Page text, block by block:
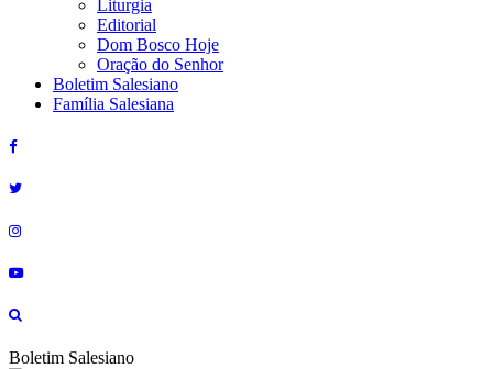
Liturgia
Editorial
Dom Bosco Hoje
Oração do Senhor
Boletim Salesiano
Família Salesiana
Boletim Salesiano